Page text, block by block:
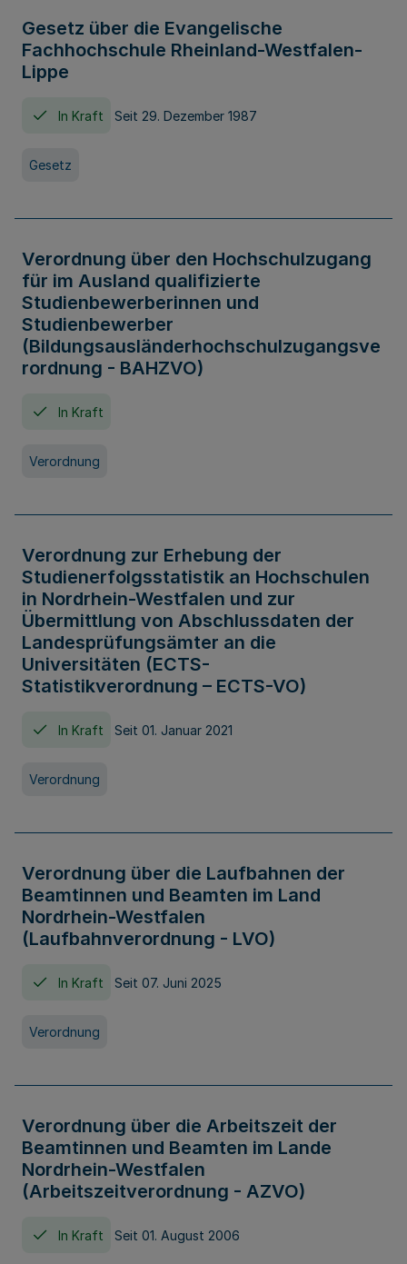
Gesetz über die Evangelische
Fachhochschule Rheinland-Westfalen-
Lippe
In Kraft Seit 29. Dezember 1987
Gesetz
Verordnung über den Hochschulzugang
für im Ausland qualifizierte
Studienbewerberinnen und
Studienbewerber
(Bildungsausländerhochschulzugangsve
rordnung - BAHZVO)
In Kraft
Verordnung
Verordnung zur Erhebung der
Studienerfolgsstatistik an Hochschulen
in Nordrhein-Westfalen und zur
Übermittlung von Abschlussdaten der
Landesprüfungsämter an die
Universitäten (ECTS-
Statistikverordnung – ECTS-VO)
In Kraft Seit 01. Januar 2021
Verordnung
Verordnung über die Laufbahnen der
Beamtinnen und Beamten im Land
Nordrhein-Westfalen
(Laufbahnverordnung - LVO)
In Kraft Seit 07. Juni 2025
Verordnung
Verordnung über die Arbeitszeit der
Beamtinnen und Beamten im Lande
Nordrhein-Westfalen
(Arbeitszeitverordnung - AZVO)
In Kraft Seit 01. August 2006